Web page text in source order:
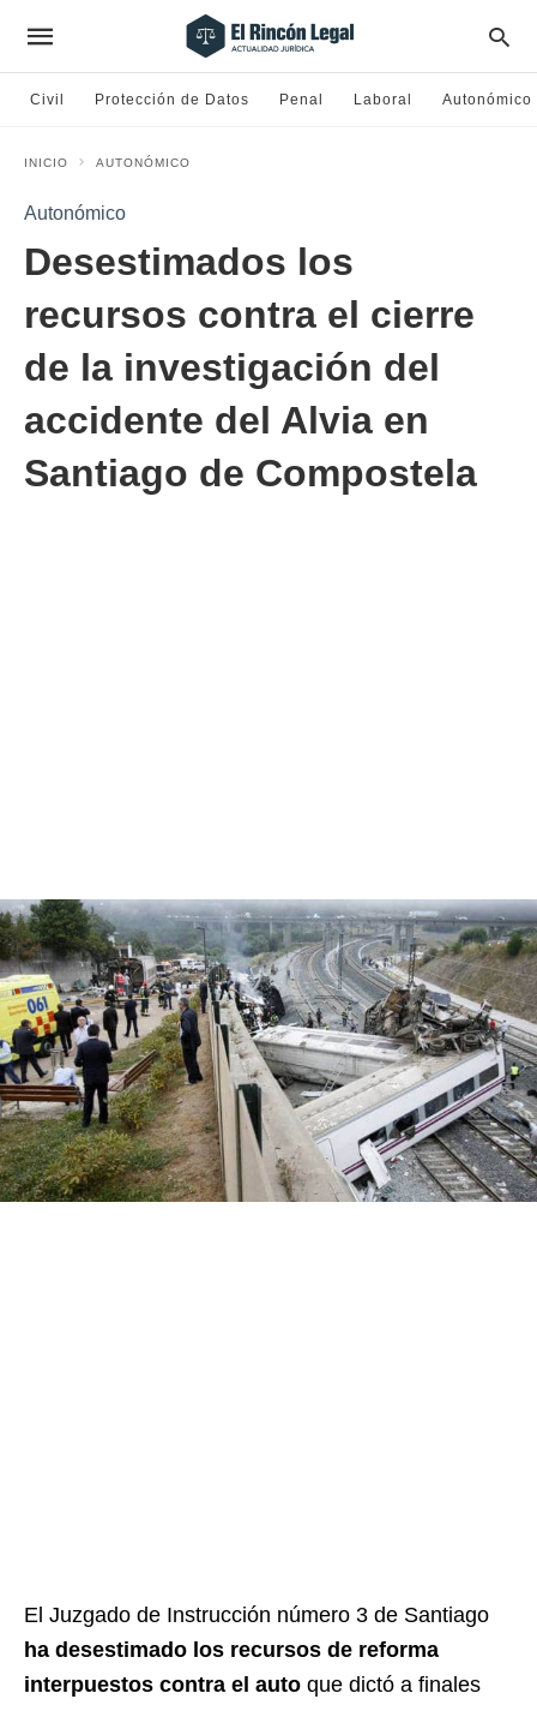
Civil Protección de Datos Penal Laboral Autonómico
INICIO AUTONÓMICO
Autonómico
Desestimados los
recursos contra el cierre
de la investigación del
accidente del Alvia en
Santiago de Compostela
El Juzgado de Instrucción número 3 de Santiago
ha desestimado los recursos de reforma
interpuestos contra el auto que dictó a finales